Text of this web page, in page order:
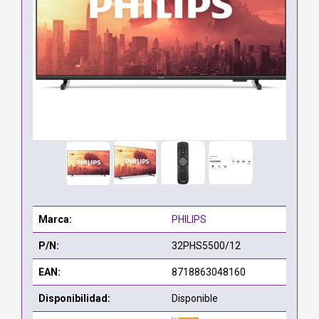
Marca: PHILIPS
P/N: 32PHS5500/12
EAN: 8718863048160
Disponibilidad: Disponible